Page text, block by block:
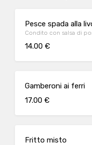
Pesce spada alla
Condito con salsa di
14.00 €
Gamberoni ai ferri
17.00 €
Fritto misto